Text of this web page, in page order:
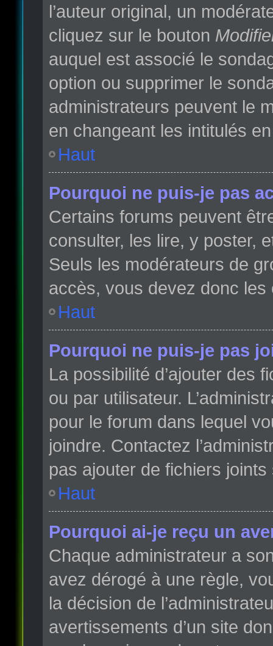
l’auteur original, un
cliquez sur le bouton
auquel est associé le
option ou supprimer le
administrateurs peuvent le
en changeant les intitulés
Haut
Pourquoi ne puis-je pas
Certains forums peuvent
consulter, les lire, y poster,
Seuls les modérateurs de
accès, vous devez donc les
Haut
Pourquoi ne puis-je pas
La possibilité d’ajouter des
ou par utilisateur.
pour le forum dans lequel
joindre. Contactez
pas ajouter de fichiers
Haut
Pourquoi ai-je reçu un
Chaque administrateur a
avez dérogé à une règle,
la décision de
avertissements d’un site